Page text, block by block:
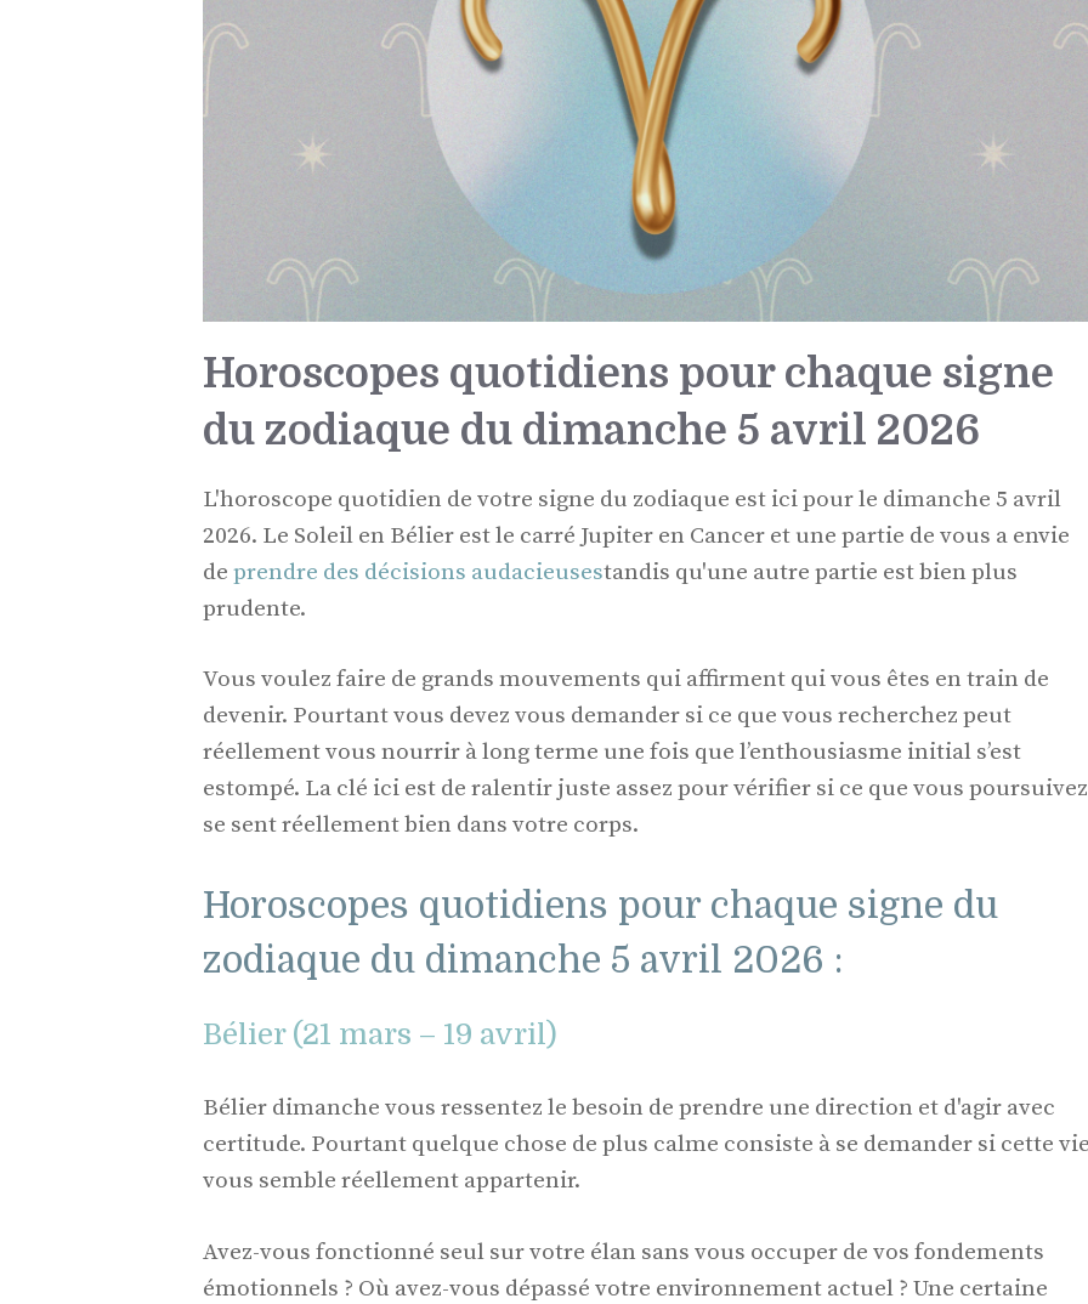
Horoscopes quotidiens pour chaque signe
du zodiaque du dimanche 5 avril 2026
L'horoscope quotidien de votre signe du zodiaque est ici pour le dimanche 5 avril
2026. Le Soleil en Bélier est le carré Jupiter en Cancer et une partie de vous a envie
de prendre des décisions audacieusestandis qu'une autre partie est bien plus
prudente.
Vous voulez faire de grands mouvements qui affirment qui vous êtes en train de
devenir. Pourtant vous devez vous demander si ce que vous recherchez peut
réellement vous nourrir à long terme une fois que l’enthousiasme initial s’est
estompé. La clé ici est de ralentir juste assez pour vérifier si ce que vous poursuivez
se sent réellement bien dans votre corps.
Horoscopes quotidiens pour chaque signe du
zodiaque du dimanche 5 avril 2026 :
Bélier (21 mars – 19 avril)
Bélier dimanche vous ressentez le besoin de prendre une direction et d'agir avec
certitude. Pourtant quelque chose de plus calme consiste à se demander si cette
vous semble réellement appartenir.
Avez-vous fonctionné seul sur votre élan sans vous occuper de vos fondements
émotionnels ? Où avez-vous dépassé votre environnement actuel ? Une certaine